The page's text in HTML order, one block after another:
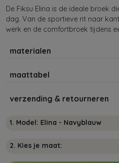
De Fiksu Elina is de ideale broek
dag. Van de sportieve rit naar
werk en de comfortbroek tijdens
materialen
maattabel
verzending & retourneren
1. Model: Elina - Navyblauw
2. Kies je maat: